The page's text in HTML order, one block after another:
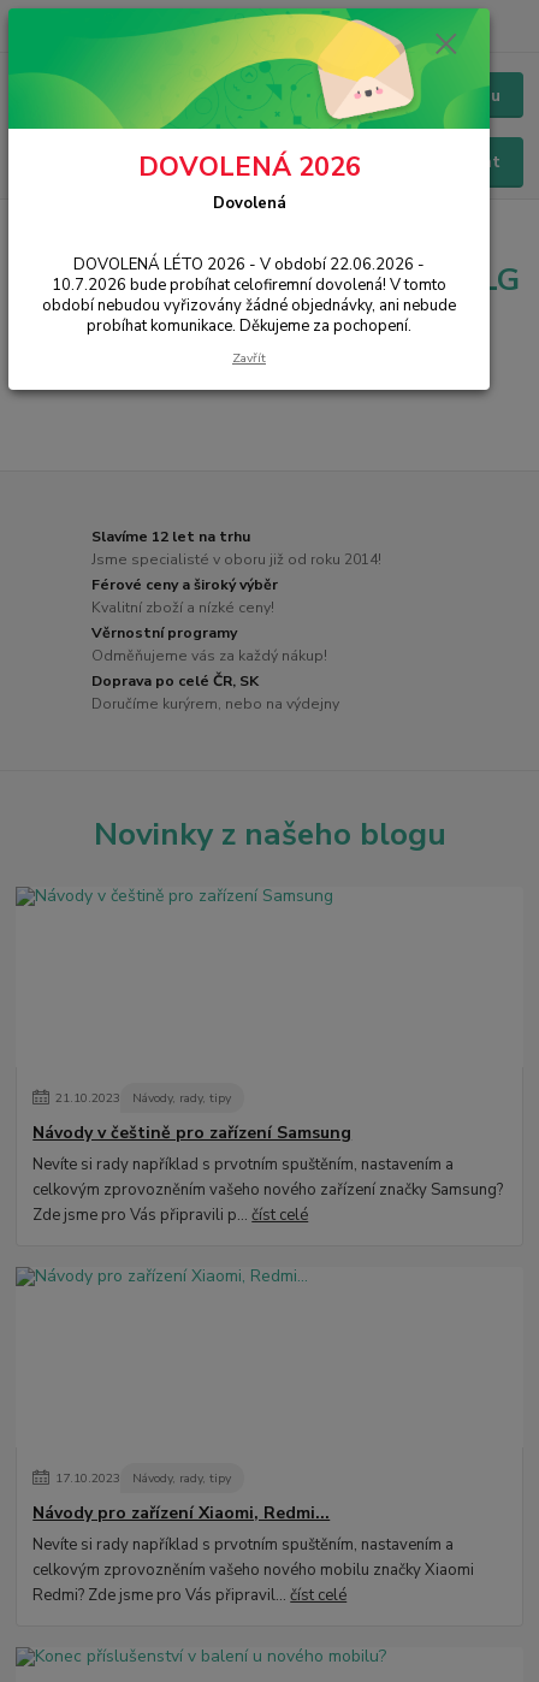
Menu
Hledat
Chat / Online podpora - 24/7
Nabíječky pro mobilní telefony LG
originál
Slavíme 12 let na trhu
Jsme specialisté v oboru již od roku 2014!
Férové ceny a široký výběr
Kvalitní zboží a nízké ceny!
Věrnostní programy
Odměňujeme vás za každý nákup!
Doprava po celé ČR, SK
Doručíme kurýrem, nebo na výdejny
Novinky z našeho blogu
21.10.2023 Návody, rady, tipy
Návody v češtině pro zařízení Samsung
Nevíte si rady například s prvotním spuštěním, nastavením a
celkovým zprovozněním vašeho nového zařízení značky Samsung?
Zde jsme pro Vás připravili p...číst celé
17.10.2023 Návody, rady, tipy
Návody pro zařízení Xiaomi, Redmi...
Nevíte si rady například s prvotním spuštěním, nastavením a
celkovým zprovozněním vašeho nového mobilu značky Xiaomi
Redmi? Zde jsme pro Vás připravil...číst celé
DOVOLENÁ 2026
Dovolená
DOVOLENÁ LÉTO 2026 - V období 22.06.2026 -
10.7.2026 bude probíhat celofiremní dovolená! V tomto
období nebudou vyřizovány žádné objednávky, ani nebude
probíhat komunikace. Děkujeme za pochopení.
Zavřít